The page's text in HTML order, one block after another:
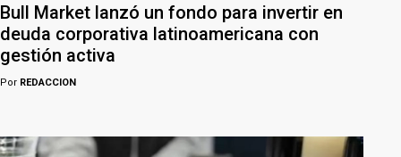
Bull Market lanzó un fondo para invertir en
deuda corporativa latinoamericana con
gestión activa
Por REDACCION